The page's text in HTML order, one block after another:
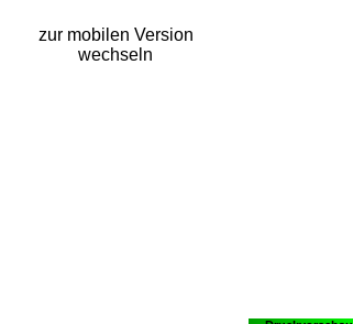
zur mobilen Version
wechseln